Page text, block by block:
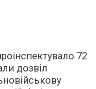
72
дозвіл